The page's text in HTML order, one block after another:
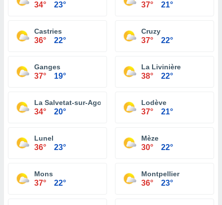
34° 23° 37° 21°
Castries
36° 22°
Cruzy
37° 22°
Ganges
37° 19°
La Livinière
38° 22°
La Salvetat-sur-Agout
34° 20°
Lodève
37° 21°
Lunel
36° 23°
Mèze
30° 22°
Mons
37° 22°
Montpellier
36° 23°